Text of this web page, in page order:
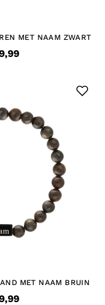
MET NAAM ZWART
MET NAAM BRUIN